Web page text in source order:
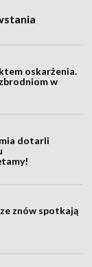
oskarżenia.
w
dotarli
znów spotkają